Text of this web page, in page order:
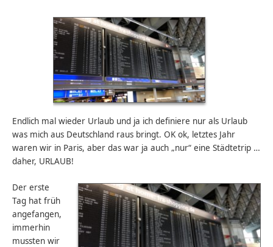
Endlich mal wieder Urlaub und ja ich definiere nur als Urlaub
was mich aus Deutschland raus bringt. OK ok, letztes Jahr
waren wir in Paris, aber das war ja auch „nur“ eine Städtetrip …
daher, URLAUB!
Der erste
Tag hat früh
angefangen,
immerhin
mussten wir